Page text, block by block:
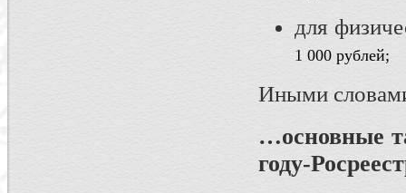
для
1 000 рублей;
Иными
…основные
году-